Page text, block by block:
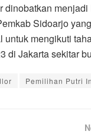
dinobatkan
Sidoarjo
mengikuti
di Jakarta sekitar
Pemilihan Putri